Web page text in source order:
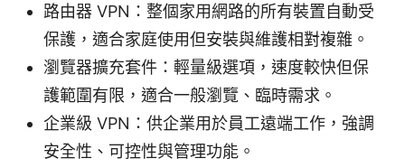
路由器 VPN：整個家用網路的所有裝置自動受
保護，適合家庭使用但安裝與維護相對複雜。
瀏覽器擴充套件：輕量級選項，速度較快但保
護範圍有限，適合一般瀏覽、臨時需求。
企業級 VPN：供企業用於員工遠端工作，強調
安全性、可控性與管理功能。